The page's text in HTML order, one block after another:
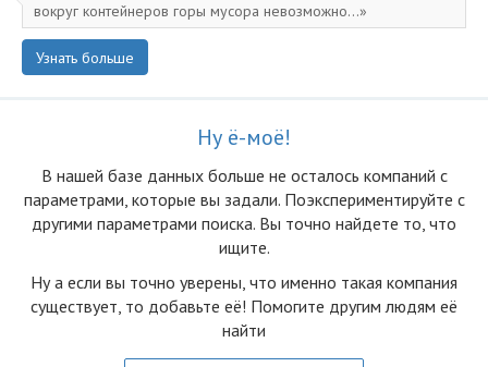
вокруг контейнеров горы мусора невозможно...
Узнать больше
Ну ё-моё!
В нашей базе данных больше не осталоcь компаний с
параметрами, которые вы задали. Поэкспериментируйте с
другими параметрами поиска. Вы точно найдете то, что
ищите.
Ну а если вы точно уверены, что именно такая компания
существует, то добавьте её! Помогите другим людям её
найти